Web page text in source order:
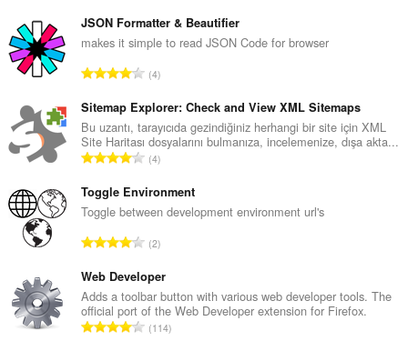
p
l
m
y
s
a
y
ı
s
:
JSON Formatter & Beautifier
makes it simple to read JSON Code for browser
T
p
l
a
m
y
s
a
y
ı
s
ı
:
4
Sitemap Explorer: Check and View XML Sitemaps
Bu uzantı, tarayıcıda gezindiğiniz herhangi bir site için XML
Site Haritası dosyalarını bulmanıza, incelemenize, dışa akta...
T
p
l
m
y
s
a
y
4
Toggle Environment
Toggle between development environment url's
T
p
l
a
m
2
Web Developer
Adds a toolbar button with various web developer tools. The
official port of the Web Developer extension for Firefox.
T114